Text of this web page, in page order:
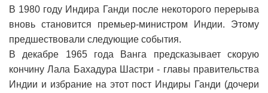
В 1980 году Индира Ганди после некоторого перерыва
вновь становится премьер-министром Индии. Этому
предшествовали следующие события.
В декабре 1965 года Ванга предсказывает скорую
кончину Лала Бахадура Шастри - главы правительства
Индии и избрание на этот пост Индиры Ганди (дочери